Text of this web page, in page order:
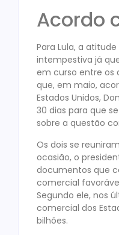
Acordo
Para Lula, a
intempestiva já
em curso entre os
que, em maio,
Estados Unidos,
30 dias para que
sobre a questão
Os dois se
ocasião, o
documentos que
comercial
Segundo ele, nos
comercial dos
bilhões.